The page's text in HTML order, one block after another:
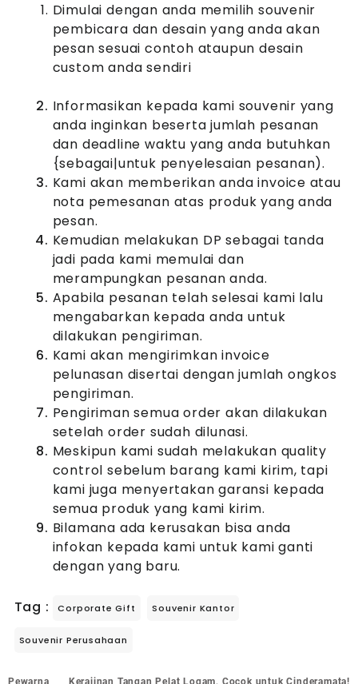
Dimulai dengan anda memilih souvenir
pembicara dan desain yang anda akan
pesan sesuai contoh ataupun desain
custom anda sendiri
Informasikan kepada kami souvenir yang
anda inginkan beserta jumlah pesanan
dan deadline waktu yang anda butuhkan
{sebagai|untuk penyelesaian pesanan).
Kami akan memberikan anda invoice atau
nota pemesanan atas produk yang anda
pesan.
Kemudian melakukan DP sebagai tanda
jadi pada kami memulai dan
merampungkan pesanan anda.
Apabila pesanan telah selesai kami lalu
mengabarkan kepada anda untuk
dilakukan pengiriman.
Kami akan mengirimkan invoice
pelunasan disertai dengan jumlah ongkos
pengiriman.
Pengiriman semua order akan dilakukan
setelah order sudah dilunasi.
Meskipun kami sudah melakukan quality
control sebelum barang kami kirim, tapi
kami juga menyertakan garansi kepada
semua produk yang kami kirim.
Bilamana ada kerusakan bisa anda
infokan kepada kami untuk kami ganti
dengan yang baru.
Tag : Corporate Gift Souvenir Kantor
Souvenir Perusahaan